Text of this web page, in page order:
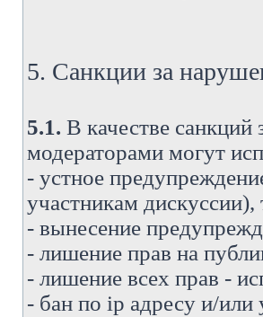
5. Санкции за
5.1. В качестве
модераторами могут
- устное
участникам
- вынесение
- лишение прав на
- лишение всех прав -
- бан по ip адресу и/или